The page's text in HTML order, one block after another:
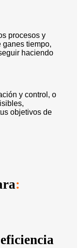
procesos y
ganes tiempo,
haciendo
y control, o
objetivos de
: